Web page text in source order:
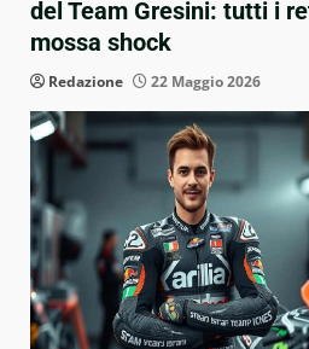
del Team Gresini: tutti i
mossa shock
Redazione 22 Maggio 2026